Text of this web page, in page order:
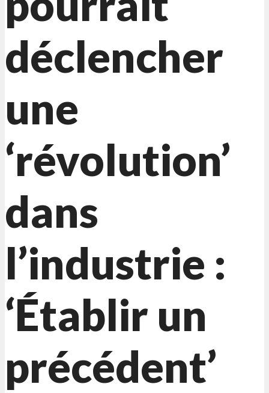
déclencher
une
‘révolution’
dans
l’industrie :
‘Établir un
précédent’